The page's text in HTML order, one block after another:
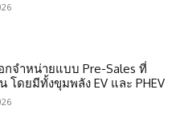
กจำหน่ายแบบ Pre-Sales ที่
โดยมีทั้งขุมพลัง EV และ PHEV